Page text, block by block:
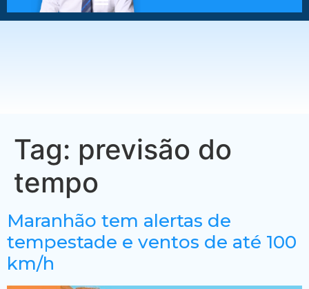
Tag: previsão do
tempo
Maranhão tem alertas de
tempestade e ventos de até 100
km/h